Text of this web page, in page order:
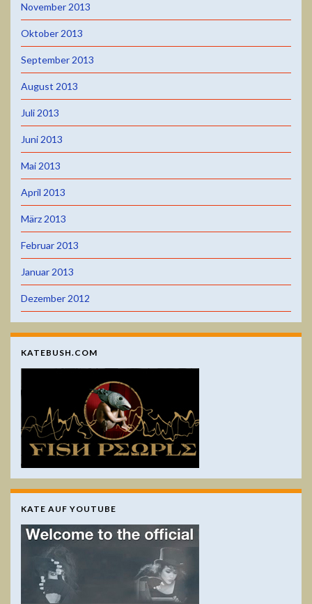
November 2013
Oktober 2013
September 2013
August 2013
Juli 2013
Juni 2013
Mai 2013
April 2013
März 2013
Februar 2013
Januar 2013
Dezember 2012
KATEBUSH.COM
KATE AUF YOUTUBE